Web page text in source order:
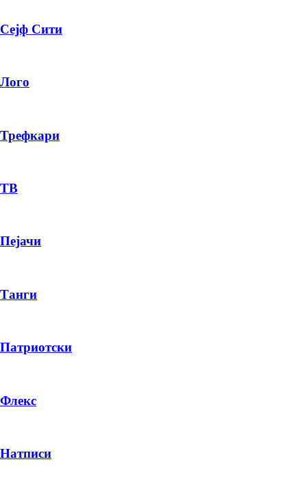
Сејф Сити
Лого
Трефкари
ТВ
Пејачи
Танги
Патриотски
Флекс
Натписи